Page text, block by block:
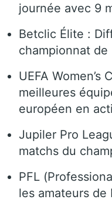
journée avec 9
Betclic Élite :
championnat de
UEFA Women’s
meilleures
européen en
Jupiler Pro
matchs du
PFL
les amateurs de